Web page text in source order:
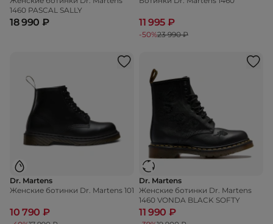
1460 PASCAL SALLY
18 990 ₽ 11 995 ₽
-50%23 990 ₽
Dr. Martens
Женские ботинки Dr. Martens 101
10 790 ₽
Dr. Martens
Женские ботинки Dr. Martens
1460 VONDA BLACK SOFTY
11 990 ₽